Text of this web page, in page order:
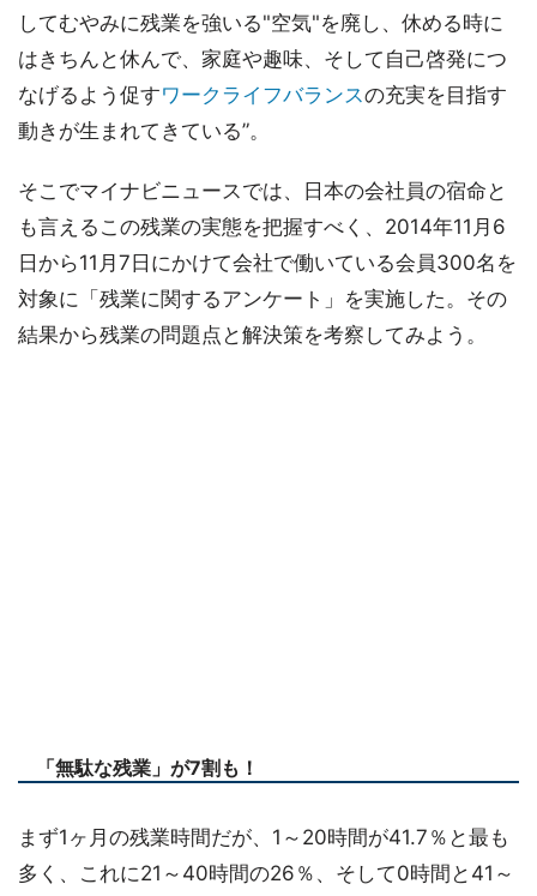
してむやみに残業を強いる"空気"を廃し、休める時に
はきちんと休んで、家庭や趣味、そして自己啓発につ
なげるよう促すワークライフバランスの充実を目指す
動きが生まれてきている”。
そこでマイナビニュースでは、日本の会社員の宿命と
も言えるこの残業の実態を把握すべく、2014年11月6
日から11月7日にかけて会社で働いている会員300名を
対象に「残業に関するアンケート」を実施した。その
結果から残業の問題点と解決策を考察してみよう。
「無駄な残業」が7割も！
まず1ヶ月の残業時間だが、1～20時間が41.7％と最も
多く、これに21～40時間の26％、そして0時間と41～